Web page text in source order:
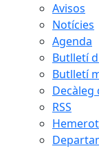
Avisos
Notícies
Agenda
Butlletí
Butlletí
Decàleg
RSS